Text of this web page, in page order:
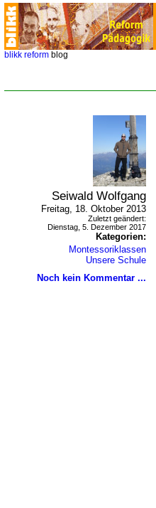
blikk reform blog
Seiwald Wolfgang
Freitag, 18. Oktober 2013
Zuletzt geändert:
Dienstag, 5. Dezember 2017
Kategorien:
Montessoriklassen
Unsere Schule
Noch kein Kommentar ...